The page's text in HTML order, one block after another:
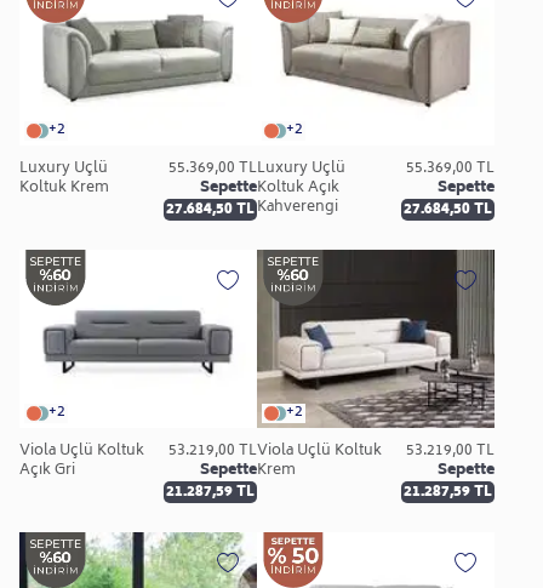
+2
Luxury Üçlü
Koltuk Krem
55.369,00 TL
Sepette
27.684,50 TL
+2
Luxury Üçlü
Koltuk Açık
Kahverengi
55.369,00 TL
Sepette
27.684,50 TL
+2
Viola Üçlü Koltuk
Açık Gri
53.219,00 TL
Sepette
21.287,59 TL
+2
Viola Üçlü Koltuk
Krem
53.219,00 TL
Sepette
21.287,59 TL